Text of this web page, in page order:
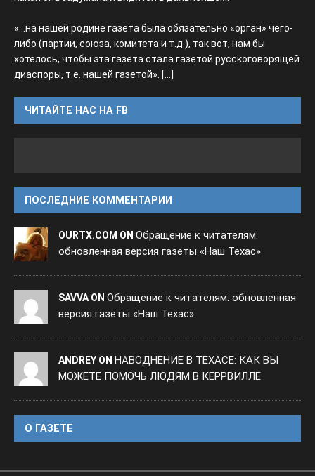
«...на нашей родине газета была обязательно «орган» чего-
либо (партии, союза, комитета и т.д.), так вот, нам бы
хотелось, чтобы эта газета стала газетой русскоговорящей
диаспоры, т.е. нашей газетой». [...]
ЧИТАЙТЕ НАС НА FB
ПОСЛЕДНИЕ КОММЕНТАРИИ
OURTX.COM ON Обращение к читателям:
обновленная версия газеты «Наш Техас»
SAVVA ON Обращение к читателям: обновленная
версия газеты «Наш Техас»
ANDREY ON НАВОДНЕНИЕ В ТЕХАСЕ: КАК ВЫ
МОЖЕТЕ ПОМОЧЬ ЛЮДЯМ В КЕРРВИЛЛЕ
O ГАЗЕТЕ